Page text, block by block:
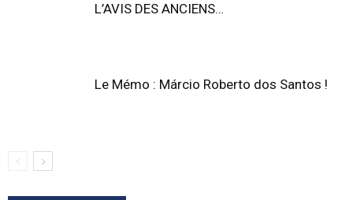
L’AVIS DES ANCIENS…
Le Mémo : Márcio Roberto dos Santos !